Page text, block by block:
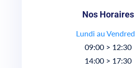
Nos Horaires
Lundi au
09:00 > 12:30
14:00 > 17:30